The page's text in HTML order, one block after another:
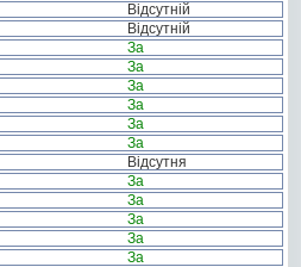
Відсутній
Відсутній
За
За
За
За
За
За
Відсутня
За
За
За
За
За